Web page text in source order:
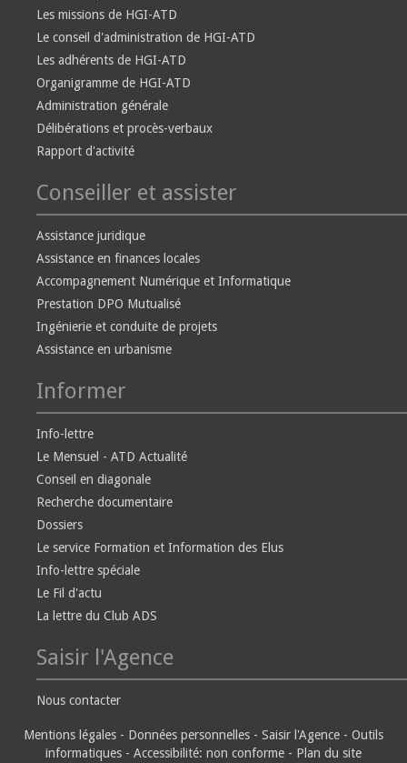
Les missions de HGI-ATD
Le conseil d'administration de HGI-ATD
Les adhérents de HGI-ATD
Organigramme de HGI-ATD
Administration générale
Délibérations et procès-verbaux
Rapport d'activité
Conseiller et assister
Assistance juridique
Assistance en finances locales
Accompagnement Numérique et Informatique
Prestation DPO Mutualisé
Ingénierie et conduite de projets
Assistance en urbanisme
Informer
Info-lettre
Le Mensuel - ATD Actualité
Conseil en diagonale
Recherche documentaire
Dossiers
Le service Formation et Information des Elus
Info-lettre spéciale
Le Fil d'actu
La lettre du Club ADS
Saisir l'Agence
Nous contacter
Mentions légales - Données personnelles - Saisir l'Agence - Outils
informatiques - Accessibilité: non conforme - Plan du site